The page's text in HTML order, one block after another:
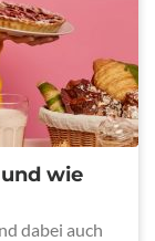
wie
dabei auch